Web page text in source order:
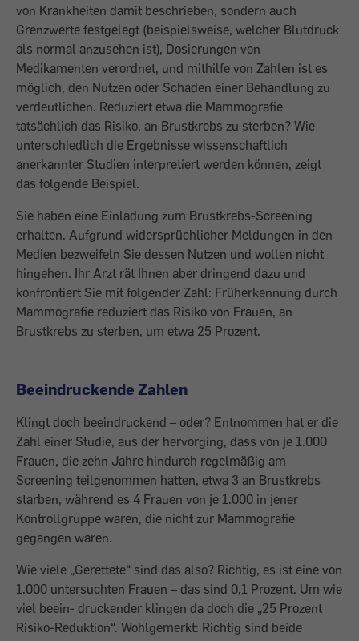
von Krankheiten damit beschrieben, sondern auch
Grenzwerte festgelegt (beispielsweise, welcher Blutdruck
als normal anzusehen ist), Dosierungen von
Medikamenten verordnet, und mithilfe von Zahlen ist es
möglich, den Nutzen oder Schaden einer Behandlung zu
verdeutlichen. Reduziert etwa die Mammografie
tatsächlich das Risiko, an Brustkrebs zu sterben? Wie
unterschiedlich die Ergebnisse wissenschaftlich
anerkannter Studien interpretiert werden können, zeigt
das folgende Beispiel.
Sie haben eine Einladung zum Brustkrebs-Screening
erhalten. Aufgrund widersprüchlicher Meldungen in den
Medien bezweifeln Sie dessen Nutzen und wollen nicht
hingehen. Ihr Arzt rät Ihnen aber dringend dazu und
konfrontiert Sie mit folgender Zahl: Früherkennung durch
Mammografie reduziert das Risiko von Frauen, an
Brustkrebs zu sterben, um etwa 25 Prozent.
Beeindruckende Zahlen
Klingt doch beeindruckend – oder? Entnommen hat er die
Zahl einer Studie, aus der hervorging, dass von je 1.000
Frauen, die zehn Jahre hindurch regelmäßig am
Screening teilgenommen hatten, etwa 3 an Brustkrebs
starben, während es 4 Frauen von je 1.000 in jener
Kontrollgruppe waren, die nicht zur Mammografie
gegangen waren.
Wie viele „Gerettete“ sind das also? Richtig, es ist eine von
1.000 untersuchten Frauen – das sind 0,1 Prozent. Um wie
viel beein­- dru­ckender klingen da doch die „25 Prozent
Risiko-Reduktion“. Wohlgemerkt: Richtig sind beide